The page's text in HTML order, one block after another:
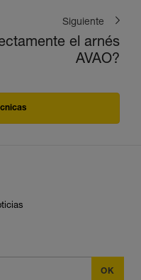
Siguiente
el arnés
AVAO?